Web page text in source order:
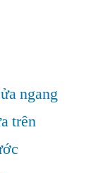
ngang
trên